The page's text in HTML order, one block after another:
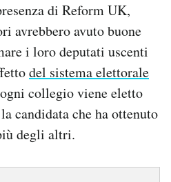
di Reform UK,
avrebbero avuto buone
i loro deputati uscenti
del sistema elettorale
collegio viene eletto
candidata che ha ottenuto
degli altri.